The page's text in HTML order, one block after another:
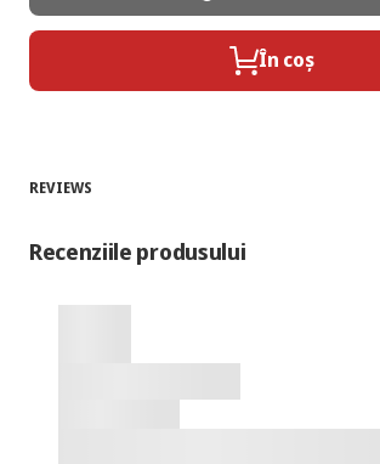
În coș
REVIEWS
Recenziile produsului